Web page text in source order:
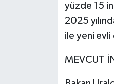
yüzde 15
2025
ile yeni
MEVCUT